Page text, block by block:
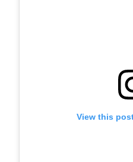
View this